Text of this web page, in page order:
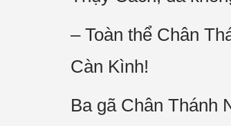
– Toàn thể Chân
Càn Kình!
Ba gã Chân Thánh